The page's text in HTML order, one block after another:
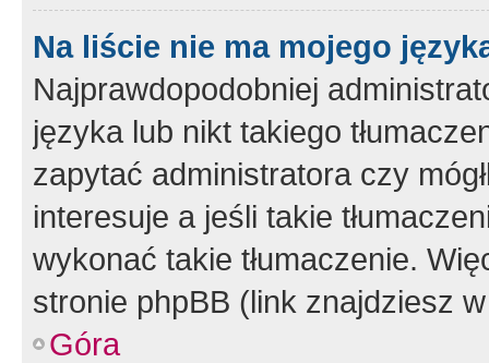
Na liście nie ma mojego
Najprawdopodobniej
języka lub nikt takiego
zapytać administratora czy
interesuje a jeśli takie
wykonać takie tłumaczenie.
stronie phpBB (link znajdziesz
Góra